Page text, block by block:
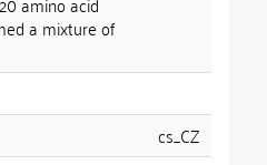
a mixture of
cs_CZ